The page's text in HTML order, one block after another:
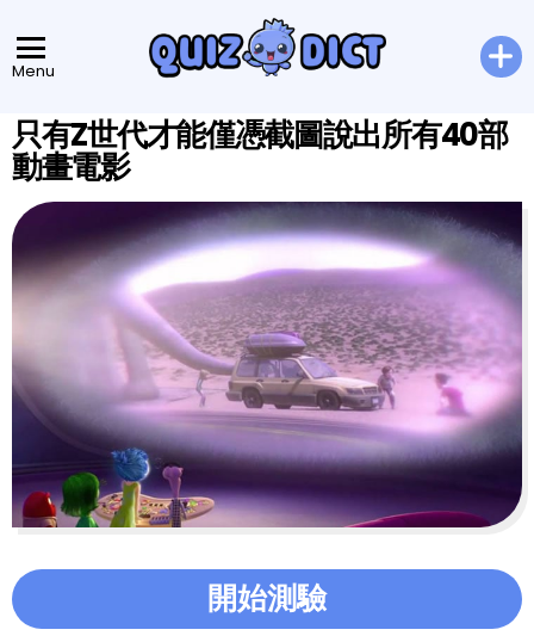
Menu
只有Z世代才能僅憑截圖說出所有40部
動畫電影
開始測驗